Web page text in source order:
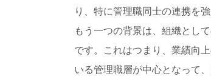
り、特に管理職同士の連携を
もう一つの背景は、組織とし
です。これはつまり、業績向
いる管理職層が中心となって